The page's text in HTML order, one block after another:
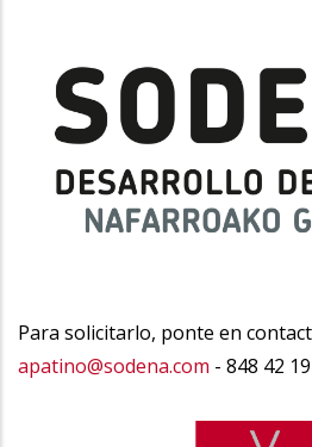
Para solicitarlo, ponte en
apatino@sodena.com - 848 42